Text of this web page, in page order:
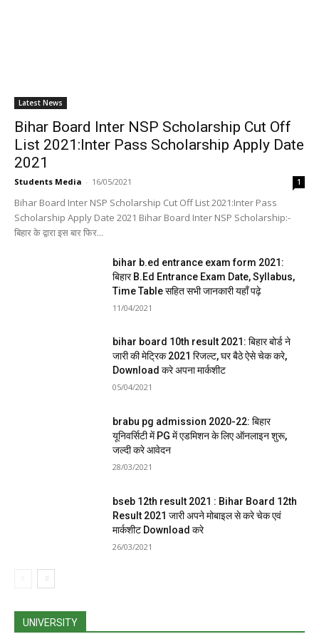
Latest News
Bihar Board Inter NSP Scholarship Cut Off
List 2021:Inter Pass Scholarship Apply Date
2021
Students Media - 16/05/2021 1
Bihar Board Inter NSP Scholarship Cut Off List 2021:Inter Pass
Scholarship Apply Date 2021 Bihar Board Inter NSP Scholarship:-
बिहार के द्वारा इस बार फिर...
bihar b.ed entrance exam form 2021:
बिहार B.Ed Entrance Exam Date, Syllabus,
Time Table सहित सभी जानकारी यहाँ पढ़े
11/04/2021
bihar board 10th result 2021: बिहार बोर्ड ने
जारी की मेट्रिक 2021 रिजल्ट, घर बैठे ऐसे चेक करे,
Download करे अपना मार्कशीट
05/04/2021
brabu pg admission 2020-22: बिहार
यूनिवर्सिटी में PG में एडमिशन के लिए ऑनलाइन शुरू,
जल्दी करे आवेदन
28/03/2021
bseb 12th result 2021 : Bihar Board 12th
Result 2021 जारी अपने मोबाइल से करे चेक एवं
मार्कशीट Download करे
26/03/2021
UNIVERSITY